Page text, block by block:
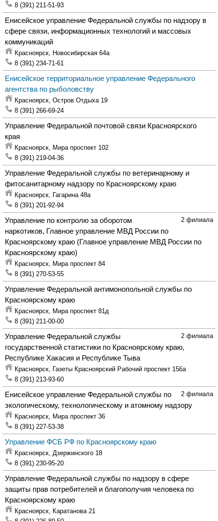
8 (391) 211-51-93
Енисейское управление Федеральной службы по надзору в
сфере связи, информационных технологий и массовых
коммуникаций
Красноярск, Новосибирская 64а
8 (391) 234-71-61
Енисейское территориальное управление Федерального
агентства по рыболовству
Красноярск, Остров Отдыха 19
8 (391) 266-69-24
Управление Федеральной почтовой связи Красноярского
края
Красноярск, Мира проспект 102
8 (391) 219-04-36
Управление Федеральной службы по ветеринарному и
фитосанитарному надзору по Красноярскому краю
Красноярск, Гагарина 48а
8 (391) 201-92-94
2 филиала
Управление по контролю за оборотом
наркотиков, Главное управление МВД России по
Красноярскому краю (Главное управление МВД России по
Красноярскому краю)
Красноярск, Мира проспект 84
8 (391) 270-53-55
Управление Федеральной антимонопольной службы по
Красноярскому краю
Красноярск, Мира проспект 81д
8 (391) 211-00-00
2 филиала
Управление Федеральной службы
государственной статистики по Красноярскому краю,
Республике Хакасия и Республике Тыва
Красноярск, Газеты Красноярский Рабочий проспект 156а
8 (391) 213-93-60
2 филиала
Енисейское управление Федеральной службы по
экологическому, технологическому и атомному надзору
Красноярск, Мира проспект 36
8 (391) 227-53-38
Управление ФСБ РФ по Красноярскому краю
Красноярск, Дзержинского 18
8 (391) 230-95-20
Управление Федеральной службы по надзору в сфере
защиты прав потребителей и благополучия человека по
Красноярскому краю
Красноярск, Каратанова 21